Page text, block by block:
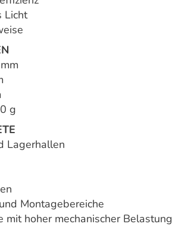
Licht
g
Lagerhallen
Montagebereiche
mit hoher mechanischer Belastung